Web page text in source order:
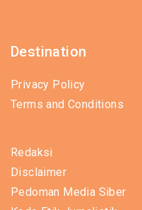
Destination
Privacy Policy
Terms and Conditions
Redaksi
Disclaimer
Pedoman Media Siber